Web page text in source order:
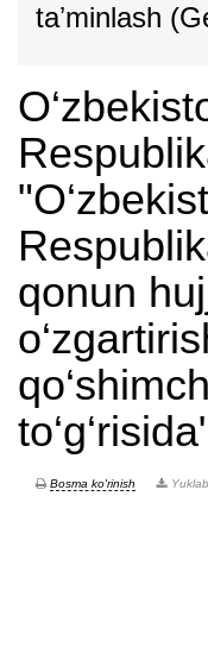
taʼminlash
qonun
Bosma ko'rinish